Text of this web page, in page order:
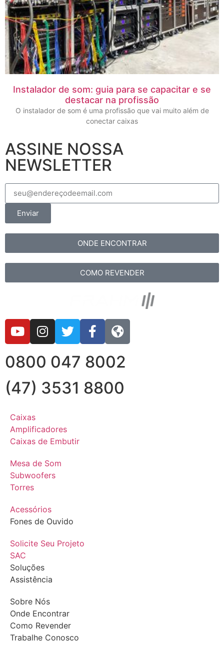
Instalador de som: guia para se capacitar e se
destacar na profissão
O instalador de som é uma profissão que vai muito além de
conectar caixas
ASSINE NOSSA
NEWSLETTER
Enviar
ONDE ENCONTRAR
COMO REVENDER
0800 047 8002
(47) 3531 8800
Caixas
Amplificadores
Caixas de Embutir
Mesa de Som
Subwoofers
Torres
Acessórios
Fones de Ouvido
Solicite Seu Projeto
SAC
Soluções
Assistência
Sobre Nós
Onde Encontrar
Como Revender
Trabalhe Conosco